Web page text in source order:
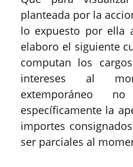
planteada por la
lo expuesto por ella
elaboro el siguiente
computan los
intereses al
extemporáneo
específicamente la
importes
ser parciales al